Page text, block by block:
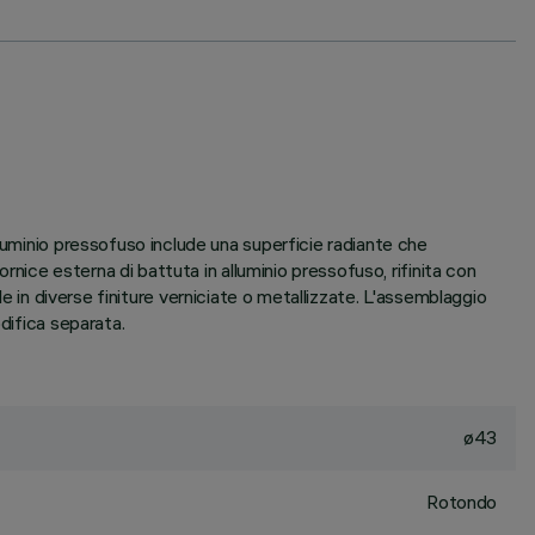
pressofuso include una superficie radiante che
esterna di battuta in alluminio pressofuso, rifinita con
in diverse finiture verniciate o metallizzate. L'assemblaggio
separata.
ø43
Rotondo